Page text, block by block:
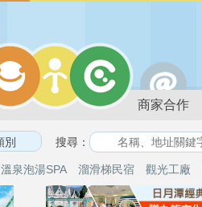
商家合作
搜尋：
溫泉泡湯SPA 溜滑梯民宿 觀光工廠